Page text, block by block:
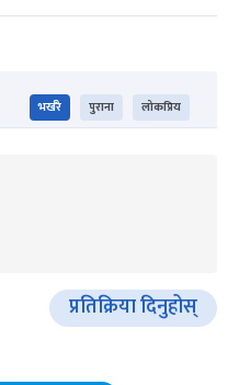
भर्खरै पुराना लोकप्रिय
प्रतिक्रिया दिनुहोस्